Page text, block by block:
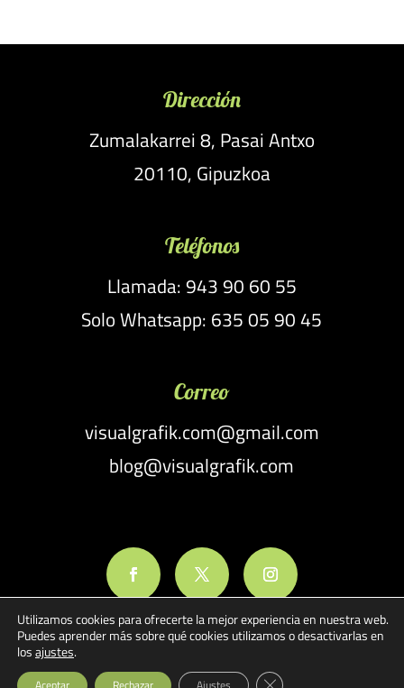
Dirección
Zumalakarrei 8, Pasai Antxo
20110, Gipuzkoa
Teléfonos
Llamada: 943 90 60 55
Solo Whatsapp: 635 05 90 45
Correo
visualgrafik.com@gmail.com
blog@visualgrafik.com
Utilizamos cookies para ofrecerte la mejor experiencia en nuestra web.
Puedes aprender más sobre qué cookies utilizamos o desactivarlas en
losajustes.
Cerrar el banner de